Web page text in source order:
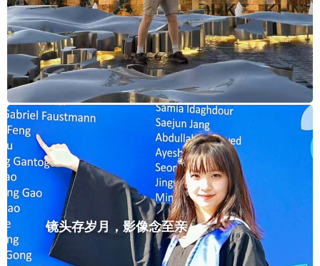
镜头存岁月，影像念至亲